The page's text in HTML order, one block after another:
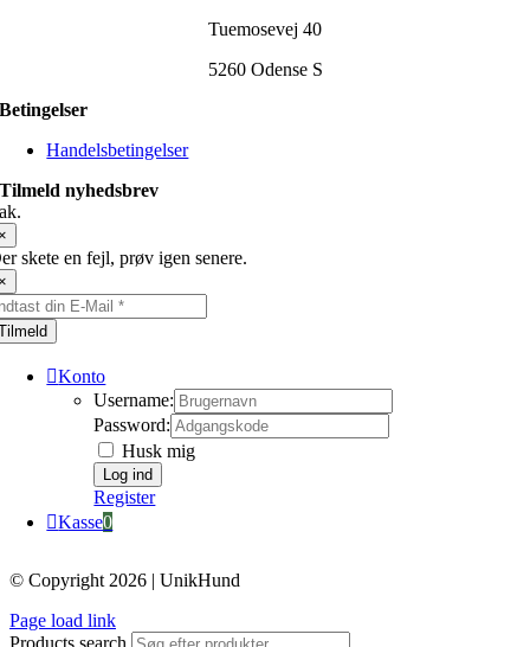
Tuemosevej 40
5260 Odense S
Betingelser
Handelsbetingelser
Tilmeld nyhedsbrev
skete en fejl, prøv igen senere.
Konto
Username:
Password:
Husk mig
Register
Kasse0
© Copyright 2026 | UnikHund
Page load link
Products search